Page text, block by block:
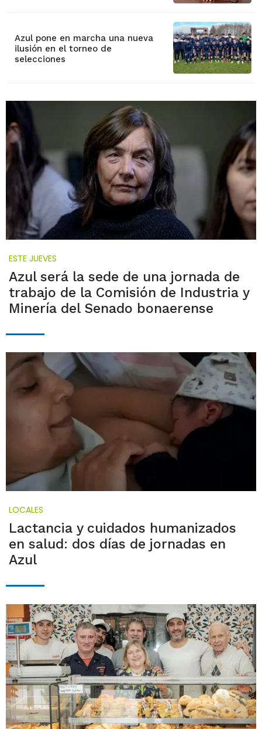
Azul pone en marcha una nueva
ilusión en el torneo de
selecciones
ESTE JUEVES
Azul será la sede de una jornada de
trabajo de la Comisión de Industria y
Minería del Senado bonaerense
LOCALES
Lactancia y cuidados humanizados
en salud: dos días de jornadas en
Azul